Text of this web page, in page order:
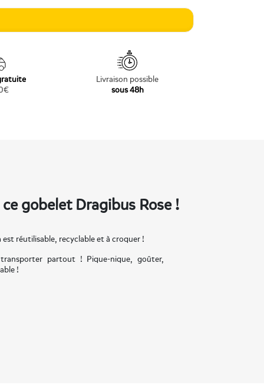
Livraison possible
sous 48h
gobelet Dragibus Rose !
est réutilisable, recyclable et à croquer !
partout ! Pique-nique, goûter,
!